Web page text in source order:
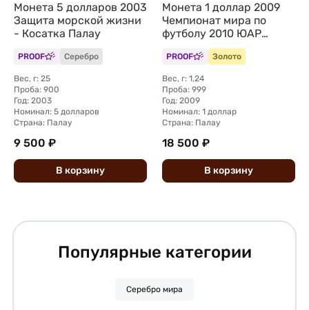
Монета 5 долларов 2003
Защита морской жизни
- Косатка Палау
PROOF Серебро
Вес, г: 25
Проба: 900
Год: 2003
Номинал: 5 долларов
Страна: Палау
9 500 ₽
В корзину
Монета 1 доллар 2009
Чемпионат мира по
футболу 2010 ЮАР
PROOF Золото
Вес, г: 1,24
Проба: 999
Год: 2009
Номинал: 1 доллар
Страна: Палау
18 500 ₽
В корзину
Популярные категории
Серебро мира